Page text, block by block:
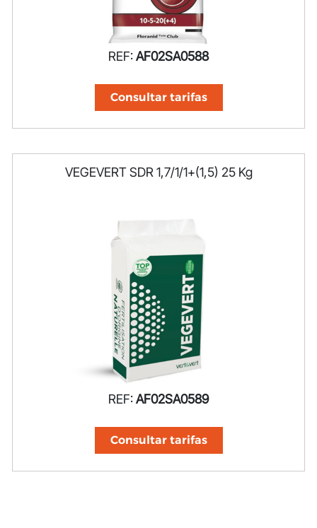
REF:AF02SA0588
Consultar tarifas
VEGEVERT SDR 1,7/1/1+(1,5) 25 Kg
REF:AF02SA0589
Consultar tarifas